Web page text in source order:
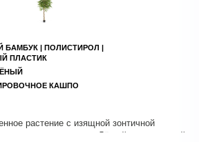
БАМБУК | ПОЛИСТИРОЛ |
ПЛАСТИК
КАШПО
растение с изящной зонтичной
видом стволов. Лёгкий и элегантный